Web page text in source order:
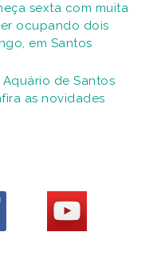
sexta com muita
ocupando dois
em Santos
de Santos
as novidades